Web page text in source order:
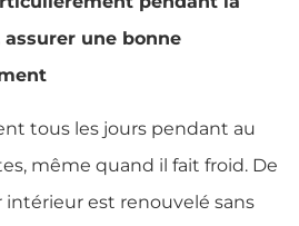
une bonne
tous les jours pendant au
même quand il fait froid. De
intérieur est renouvelé sans